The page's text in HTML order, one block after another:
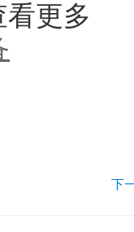
更多
下